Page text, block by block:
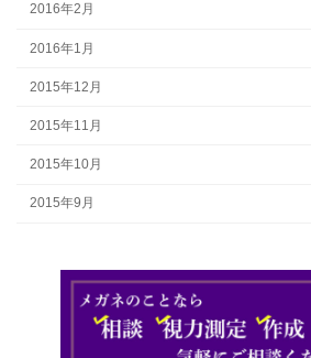
2016年2月
2016年1月
2015年12月
2015年11月
2015年10月
2015年9月